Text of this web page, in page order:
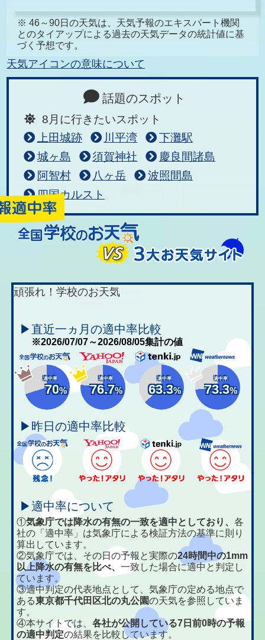
※ 46～90日の天気は、天気予報のエキスパート機関
とのタイアップによる過去の天気データの統計値に基
づく予想です。
天気アイコンの意味について
話題のスポット
8月に行きたいスポット
上田城跡
川平湾
下灘駅
城ヶ島
須賀神社
慶良間諸島
阿智村
八ヶ岳
波照間島
四国カルスト
頑張れ！学校のお天気
▶直近一ヵ月の適中率比較
※2026/07/07～2026/08/05集計の値
適中率
70%
適中率
76.7%
適中率
63.3%
適中率
73.3%
▶昨日の適中率比較
▶適中率について
①気象庁では降水の有無の一致を適中としており、各
社の「適中率」は気象庁による検証方法の基準に則り
算出しています。
②気象庁では、その日の予報と実際の24時間中の1mm
以上降水の有無を比べ、一致した場合に適中と判定し
ています。
③適中判定の代表地点として、気象庁の定める地点で
ある東京都千代田区北の丸公園の天気を参照していま
す。
④本サイトでは、各社が公開している7日前0時の予報
の適中判定の結果を比較しています。